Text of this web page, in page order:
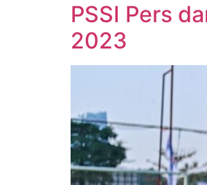
PSSI Pers
2023